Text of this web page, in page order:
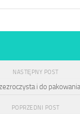
NASTĘPNY POST
i do
POPRZEDNI POST